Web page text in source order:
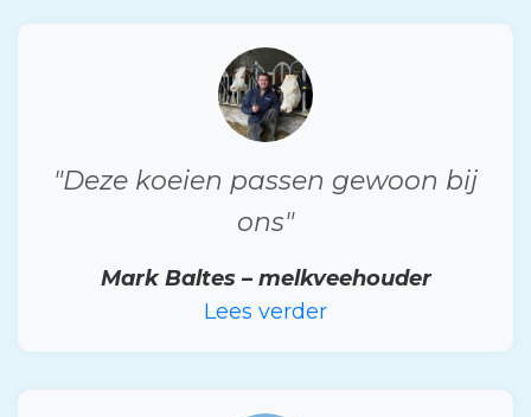
"Deze koeien passen gewoon bij
ons"
Mark Baltes – melkveehouder
Lees verder